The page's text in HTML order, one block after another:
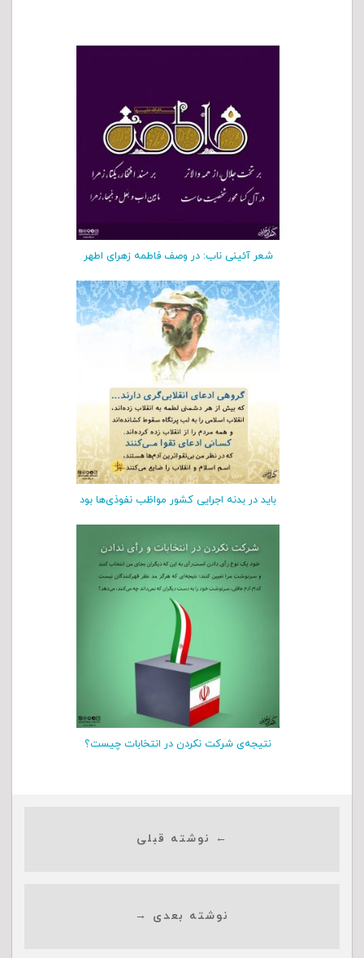
شعر آئینی ناب: در وصف فاطمه زهرای اطهر
باید در بدنه اجرایی کشور مواظب نفوذی‌ها بود
نتیجه‌ی شرکت نکردن در انتخابات چیست؟
← نوشته قبلی
نوشته بعدی →